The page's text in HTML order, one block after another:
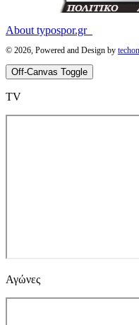
About typospor.gr
© 2026, Powered and Design by
Off-Canvas Toggle
ΤV
Αγώνες